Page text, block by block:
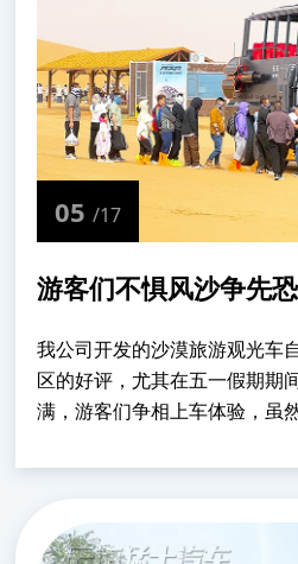
05/17
游客们不惧风沙争先
我公司开发的沙漠旅游观光车
区的好评，尤其在五一假期期
满，游客们争相上车体验，虽
一格，成功的吸引了游客的眼